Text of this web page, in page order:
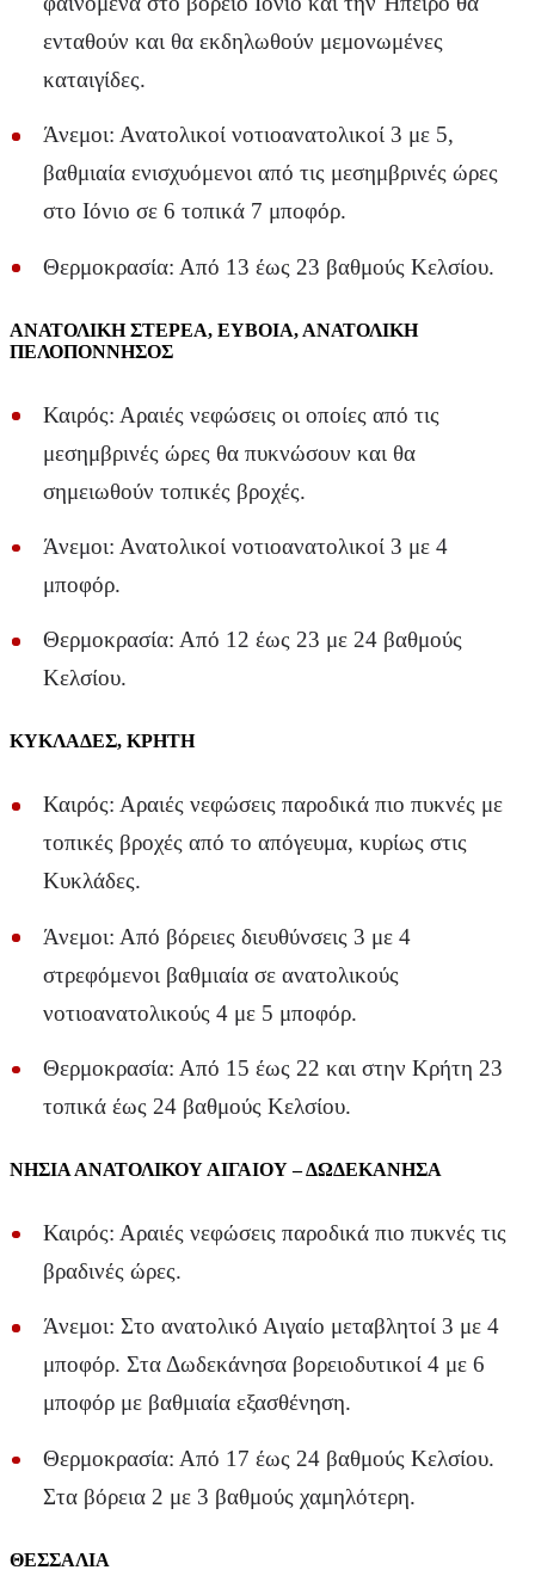
ενταθούν και θα εκδηλωθούν μεμονωμένες
καταιγίδες.
Άνεμοι: Ανατολικοί νοτιοανατολικοί 3 με 5,
βαθμιαία ενισχυόμενοι από τις μεσημβρινές ώρες
στο Ιόνιο σε 6 τοπικά 7 μποφόρ.
Θερμοκρασία: Από 13 έως 23 βαθμούς Κελσίου.
ΑΝΑΤΟΛΙΚΗ ΣΤΕΡΕΑ, ΕΥΒΟΙΑ, ΑΝΑΤΟΛΙΚΗ
ΠΕΛΟΠΟΝΝΗΣΟΣ
Καιρός: Αραιές νεφώσεις οι οποίες από τις
μεσημβρινές ώρες θα πυκνώσουν και θα
σημειωθούν τοπικές βροχές.
Άνεμοι: Ανατολικοί νοτιοανατολικοί 3 με 4
μποφόρ.
Θερμοκρασία: Από 12 έως 23 με 24 βαθμούς
Κελσίου.
ΚΥΚΛΑΔΕΣ, ΚΡΗΤΗ
Καιρός: Αραιές νεφώσεις παροδικά πιο πυκνές με
τοπικές βροχές από το απόγευμα, κυρίως στις
Κυκλάδες.
Άνεμοι: Από βόρειες διευθύνσεις 3 με 4
στρεφόμενοι βαθμιαία σε ανατολικούς
νοτιοανατολικούς 4 με 5 μποφόρ.
Θερμοκρασία: Από 15 έως 22 και στην Κρήτη 23
τοπικά έως 24 βαθμούς Κελσίου.
ΝΗΣΙΑ ΑΝΑΤΟΛΙΚΟΥ ΑΙΓΑΙΟΥ – ΔΩΔΕΚΑΝΗΣΑ
Καιρός: Αραιές νεφώσεις παροδικά πιο πυκνές τις
βραδινές ώρες.
Άνεμοι: Στο ανατολικό Αιγαίο μεταβλητοί 3 με 4
μποφόρ. Στα Δωδεκάνησα βορειοδυτικοί 4 με 6
μποφόρ με βαθμιαία εξασθένηση.
Θερμοκρασία: Από 17 έως 24 βαθμούς Κελσίου.
Στα βόρεια 2 με 3 βαθμούς χαμηλότερη.
ΘΕΣΣΑΛΙΑ